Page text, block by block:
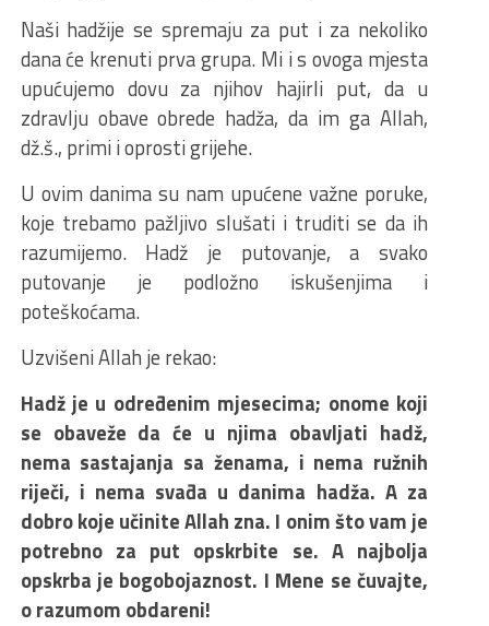
Naši hadžije se spremaju za put i za nekoliko
dana će krenuti prva grupa. Mi i s ovoga mjesta
upućujemo dovu za njihov hajirli put, da u
zdravlju obave obrede hadža, da im ga Allah,
dž.š., primi i oprosti grijehe.
U ovim danima su nam upućene važne poruke,
koje trebamo pažljivo slušati i truditi se da ih
razumijemo. Hadž je putovanje, a svako
putovanje je podložno iskušenjima i
poteškoćama.
Uzvišeni Allah je rekao:
Hadž je u određenim mjesecima; onome koji
se obaveže da će u njima obavljati hadž,
nema sastajanja sa ženama, i nema ružnih
riječi, i nema svađa u danima hadža. A za
dobro koje učinite Allah zna. I onim što vam je
potrebno za put opskrbite se. A najbolja
opskrba je bogobojaznost. I Mene se čuvajte,
o razumom obdareni!